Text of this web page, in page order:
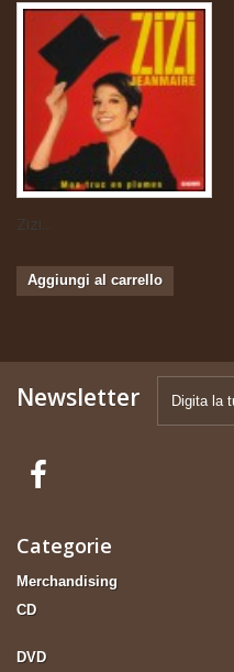
Zizi...
Aggiungi al carrello
Newsletter
Categorie
Merchandising
CD
DVD